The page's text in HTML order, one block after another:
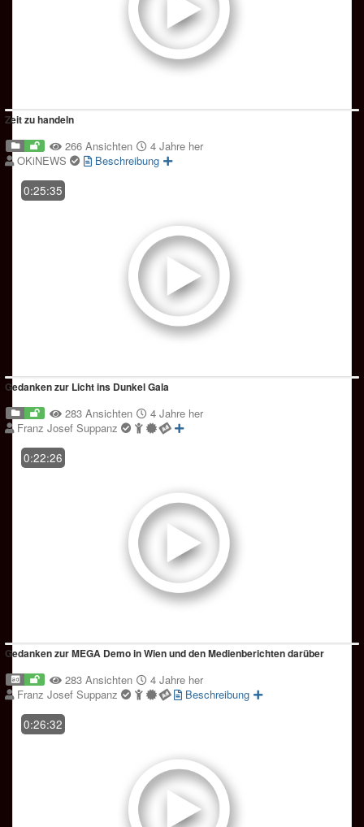
Zeit zu handeln
266 Ansichten
4 Jahre her
OKiNEWS
Beschreibung
0:25:35
Gedanken zur Licht ins Dunkel Gala
283 Ansichten
4 Jahre her
Franz Josef Suppanz
0:22:26
Gedanken zur MEGA Demo in Wien und den Medienberichten darüber
283 Ansichten
4 Jahre her
Franz Josef Suppanz
Beschreibung
0:26:32